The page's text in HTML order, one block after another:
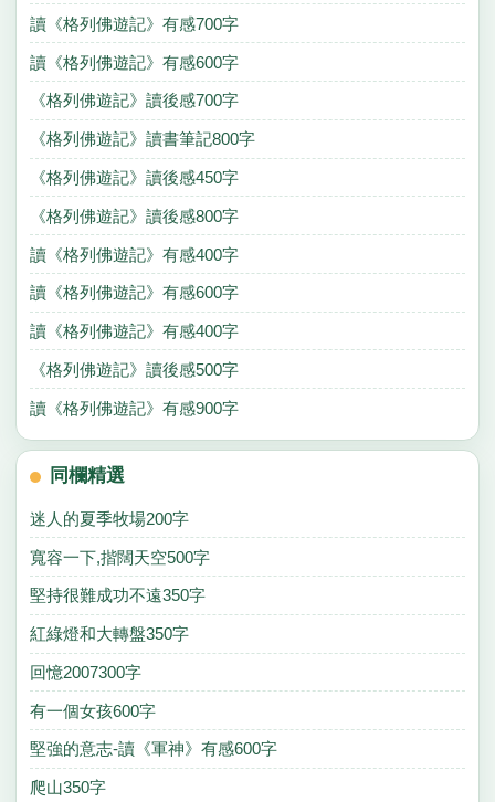
讀《格列佛遊記》有感700字
讀《格列佛遊記》有感600字
《格列佛遊記》讀後感700字
《格列佛遊記》讀書筆記800字
《格列佛遊記》讀後感450字
《格列佛遊記》讀後感800字
讀《格列佛遊記》有感400字
讀《格列佛遊記》有感600字
讀《格列佛遊記》有感400字
《格列佛遊記》讀後感500字
讀《格列佛遊記》有感900字
同欄精選
迷人的夏季牧場200字
寬容一下,揩闊天空500字
堅持很難成功不遠350字
紅綠燈和大轉盤350字
回憶2007300字
有一個女孩600字
堅強的意志-讀《軍神》有感600字
爬山350字